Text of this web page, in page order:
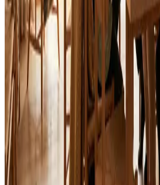
Alle mærker og systemer
Indhent tilbud
70 60 30 04